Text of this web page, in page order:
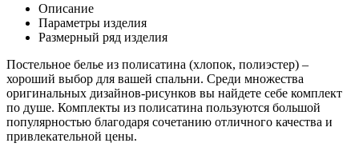
Описание
Параметры изделия
Размерный ряд изделия
Постельное белье из полисатина (хлопок, полиэстер) –
хороший выбор для вашей спальни. Среди множества
оригинальных дизайнов-рисунков вы найдете себе комплект
по душе. Комплекты из полисатина пользуются большой
популярностью благодаря сочетанию отличного качества и
привлекательной цены.